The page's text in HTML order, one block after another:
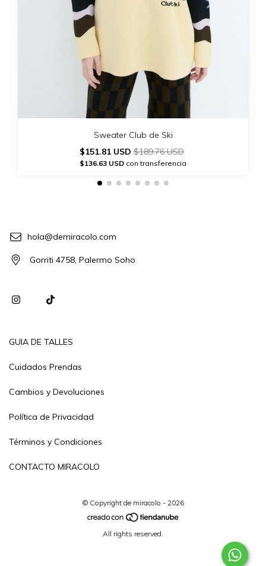
Sweater Club de Ski
$151.81 USD$189.76 USD
$136.63 USD con transferencia
hola@demiracolo.com
Gorriti 4758, Palermo Soho
GUIA DE TALLES
Cuidados Prendas
Cambios y Devoluciones
Política de Privacidad
Términos y Condiciones
CONTACTO MIRACOLO
© Copyright de miracolo - 2026
All rights reserved.